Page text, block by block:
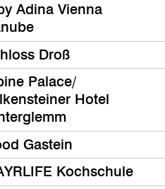
Adina Vienna
Droß
Palace/
Hotel
Gastein
Kochschule